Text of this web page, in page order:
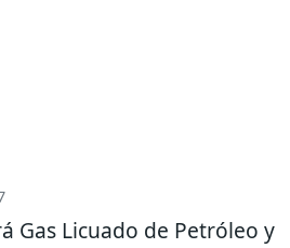
Gas Licuado de Petróleo y